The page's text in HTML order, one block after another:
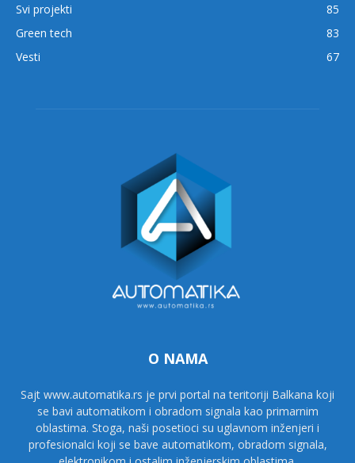
Svi projekti
85
Green tech
83
Vesti
67
O NAMA
Sajt www.automatika.rs je prvi portal na teritoriji Balkana koji
se bavi automatikom i obradom signala kao primarnim
oblastima. Stoga, naši posetioci su uglavnom inženjeri i
profesionalci koji se bave automatikom, obradom signala,